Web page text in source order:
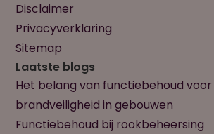
Disclaimer
Privacyverklaring
Sitemap
Laatste blogs
Het belang van functiebehoud voor
brandveiligheid in gebouwen
Functiebehoud bij rookbeheersing